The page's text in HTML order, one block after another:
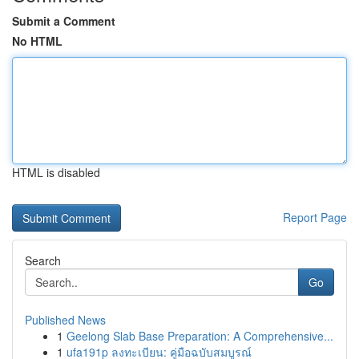
Submit a Comment
No HTML
HTML is disabled
Report Page
Search
Go
Published News
1 Geelong Slab Base Preparation: A Comprehensive...
1 ufa191p ลงทะเบียน: คู่มือฉบับสมบูรณ์